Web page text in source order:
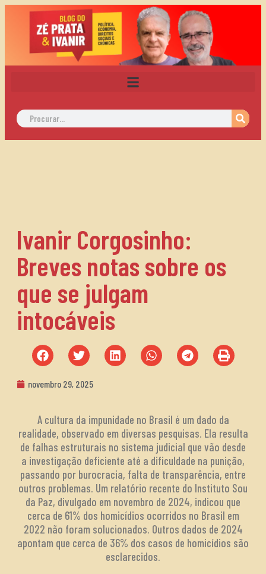
Ivanir Corgosinho:
Breves notas sobre os
que se julgam
intocáveis
novembro 29, 2025
A cultura da impunidade no Brasil é um dado da
realidade, observado em diversas pesquisas. Ela resulta
de falhas estruturais no sistema judicial que vão desde
a investigação deficiente até a dificuldade na punição,
passando por burocracia, falta de transparência, entre
outros problemas. Um relatório recente do Instituto Sou
da Paz, divulgado em novembro de 2024, indicou que
cerca de 61% dos homicídios ocorridos no Brasil em
2022 não foram solucionados. Outros dados de 2024
apontam que cerca de 36% dos casos de homicídios são
esclarecidos.